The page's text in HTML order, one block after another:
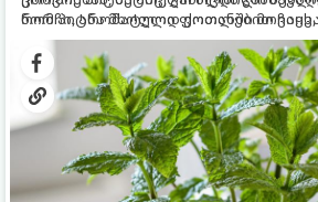
რომ პიტნა მხოლოდ ქოთანში
გრუნტში (ბაღში) დარგვისას ის
სწრაფად ვრცელდება და სხვა
ნორჩი, არომატული ფოთლებით
კერძებისთვის.